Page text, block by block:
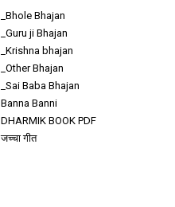
_Bhole Bhajan
_Guru ji Bhajan
_Krishna bhajan
_Other Bhajan
_Sai Baba Bhajan
Banna Banni
DHARMIK BOOK PDF
जच्चा गीत